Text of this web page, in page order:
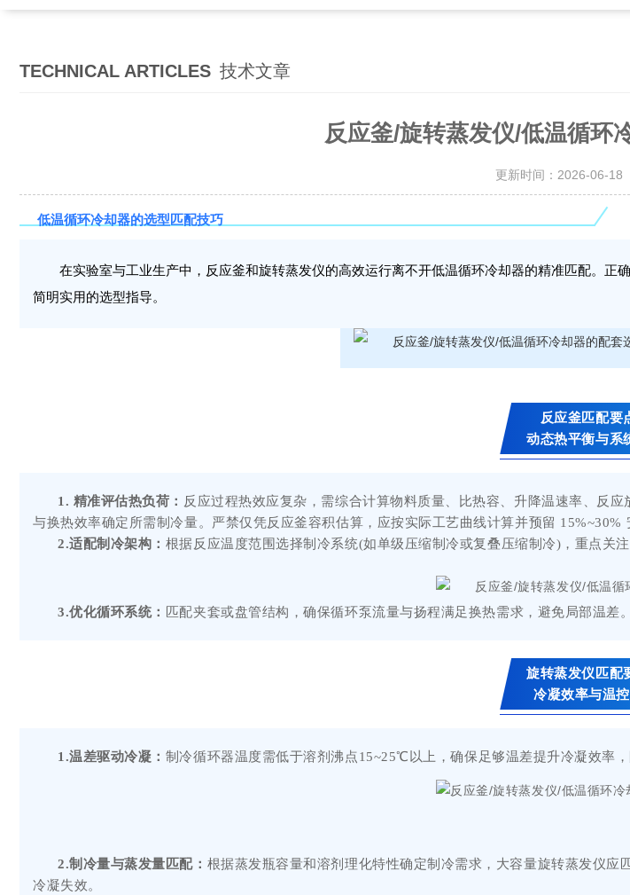
TECHNICAL ARTICLES 技术文章
反应釜/旋转蒸发仪/低温循环
更新时间：2026-06-18
低温循环冷却器的选型匹配技巧
在实验室与工业生产中，反应釜和旋转蒸发仪的高效运行离不开低温循环冷却器的精准匹配。
简明实用的选型指导。
反应釜匹配要
动态热平衡与系
1. 精准评估热负荷： 反应过程热效应复杂，需综合计算物料质量、比热容、升降温速率、反
与换热效率确定所需制冷量。严禁仅凭反应釜容积估算，应按实际工艺曲线计算并预留 15%~30%
2.适配制冷架构： 根据反应温度范围选择制冷系统(如单级压缩制冷或复叠压缩制冷)，重点关
3.优化循环系统： 匹配夹套或盘管结构，确保循环泵流量与扬程满足换热需求，避免局部温
旋转蒸发仪匹配
冷凝效率与温
1.温差驱动冷凝： 制冷循环器温度需低于溶剂沸点15~25℃以上，确保足够温差提升冷凝效率，
2.制冷量与蒸发量匹配： 根据蒸发瓶容量和溶剂理化特性确定制冷需求，大容量旋转蒸发仪
冷凝失效。